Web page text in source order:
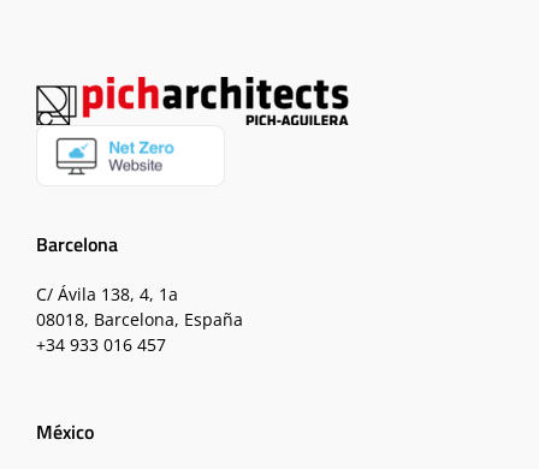
Barcelona
C/ Ávila 138, 4, 1a
08018, Barcelona, España
+34 933 016 457
México